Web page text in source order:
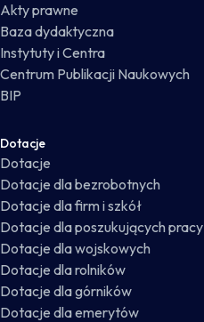
Akty prawne
Baza dydaktyczna
Instytuty i Centra
Centrum Publikacji Naukowych
BIP
Dotacje
Dotacje
Dotacje dla bezrobotnych
Dotacje dla firm i szkół
Dotacje dla poszukujących pracy
Dotacje dla wojskowych
Dotacje dla rolników
Dotacje dla górników
Dotacje dla emerytów